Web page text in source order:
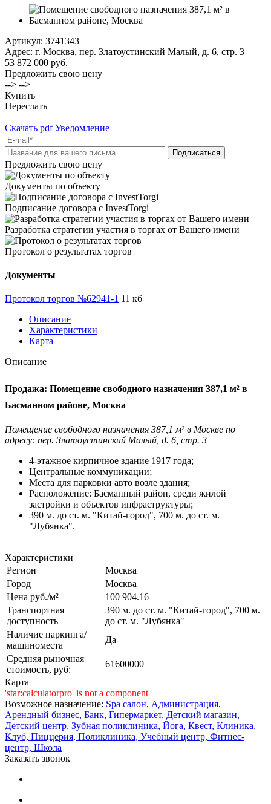
Артикул: 3741343
Адрес: г. Москва, пер. Златоустинский Малый, д. 6, стр. 3
53 872 000 руб.
Предложить свою цену
--> -->
Купить
Переслать
Скачать pdf Уведомление
Предложить свою цену
Документы по объекту
Подписание договора с InvestTorgi
Разработка стратегии участия в торгах от Вашего имени
Протокол о результатах торгов
Документы
Протокол торгов №62941-1 11 кб
Описание
Характеристики
Карта
Описание
Продажа: Помещение свободного назначения 387,1 м² в
Басманном районе, Москва
Помещение свободного назначения 387,1 м² в Москве по
адресу: пер. Златоустинский Малый, д. 6, стр. 3
4-этажное кирпичное здание 1917 года;
Центральные коммуникации;
Места для парковки авто возле здания;
Расположение: Басманный район, среди жилой
застройки и объектов инфраструктуры;
390 м. до ст. м. "Китай-город", 700 м. до ст. м.
"Лубянка".
Характеристики
Регион
Москва
Город
Москва
Цена руб./м²
100 904.16
Транспортная
доступность
390 м. до ст. м. "Китай-город", 700 м.
до ст. м. "Лубянка"
Наличие паркинга/
машиноместа
Да
Средняя рыночная
стоимость, руб:
61600000
Карта
'star:calculatorpro' is not a component
Возможное назначение: Spa салон, Администрация,
Арендный бизнес, Банк, Гипермаркет, Детский магазин,
Детский центр, Зубная поликлиника, Йога, Квест, Клиника,
Клуб, Пиццерия, Поликлиника, Учебный центр, Фитнес-
центр, Школа
Заказать звонок